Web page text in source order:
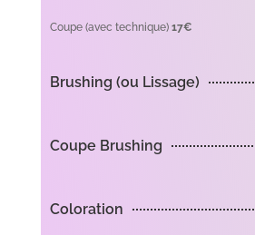
Coupe (avec technique)17€
Brushing (ou Lissage)
Coupe Brushing
Coloration